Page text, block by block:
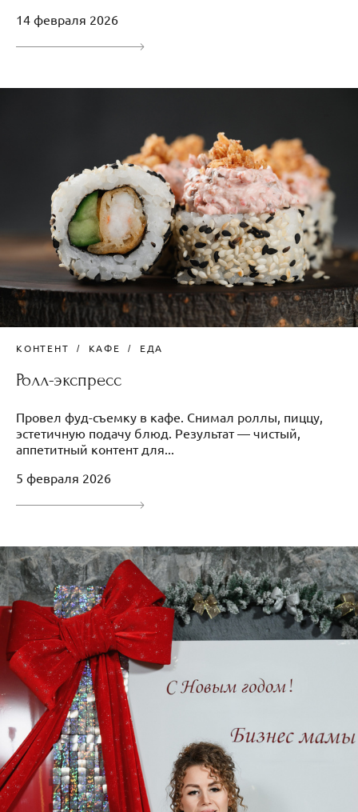
14 февраля 2026
КОНТЕНТ КАФЕ ЕДА
Ролл-экспресс
Провел фуд-съемку в кафе. Снимал роллы, пиццу,
эстетичную подачу блюд. Результат — чистый,
аппетитный контент для...
5 февраля 2026